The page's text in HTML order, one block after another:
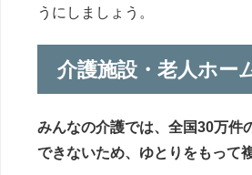
うにしましょう。
介護施設・老人ホー
みんなの介護では、全国30万件
できないため、ゆとりをもって